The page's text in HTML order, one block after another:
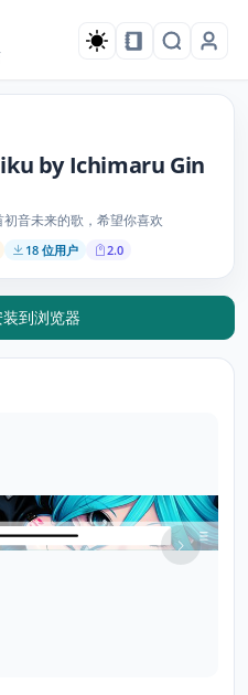
by Ichimaru Gin
音未来的歌，希望你喜欢
18 位用户 2.0
到浏览器